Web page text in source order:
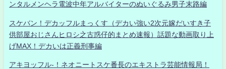
ンタルメンヘラ電波中年アルバイターのぬいぐるみ男子末路編
スケバン！デカッフルまっくす（デカい強い2次元嫁だいすき子
供部屋おじさんヒロシ之古惑仔的まとめ速報）話題な動画取り上
げMAX！デカいは正義刑事編
アキヨッフル-！ネオニートスケ番長のエキストラ芸能情報局！